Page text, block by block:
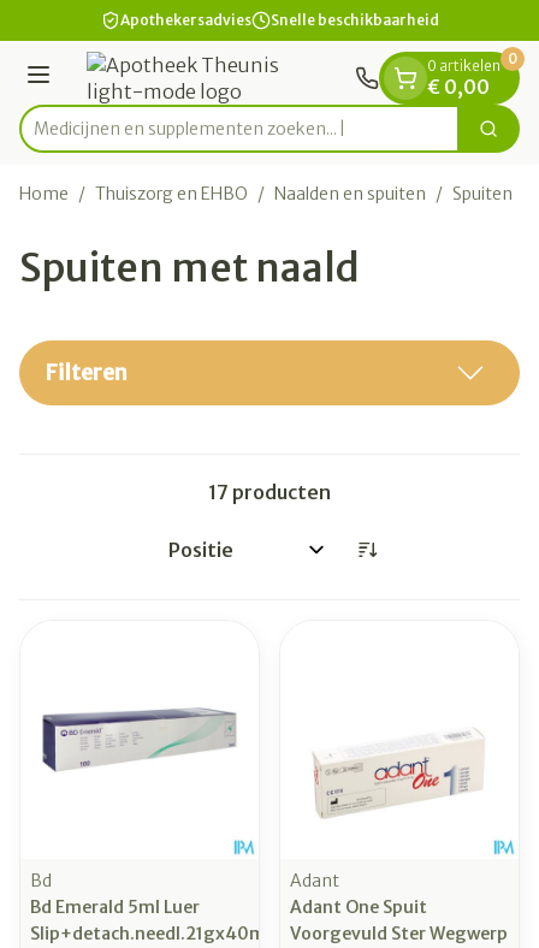
Ga naar de inhoudApothekersadvies Snelle beschikbaarheid
Menu
Product, merk, categorie...
Medicijnen en supplementen z Zoek
0 artikelen
€ 0,00
0
Home / Thuiszorg en EHBO / Naalden en spuiten / Spuiten
Spuiten met naald
Filteren
17 producten
Sorteer op:
Bd
Bd Emerald 5ml Luer
Slip+detach.needl.21gx40mm
Adant
Adant One Spuit
Voorgevuld Ster Wegwerp